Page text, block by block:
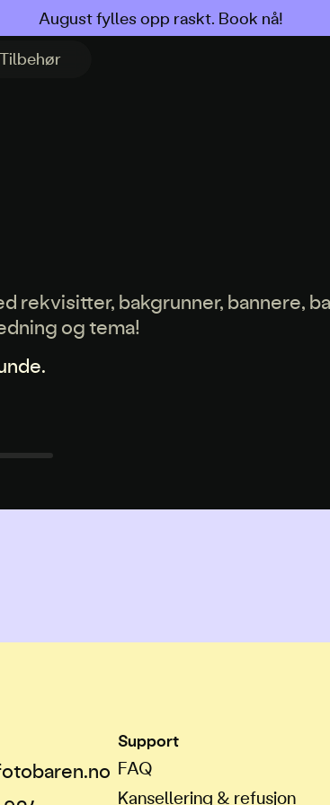
August fylles opp raskt. Book nå!
Tilbehør
bakgrunner, bannere,
og tema!
Support
FAQ
Kansellering & refusjon